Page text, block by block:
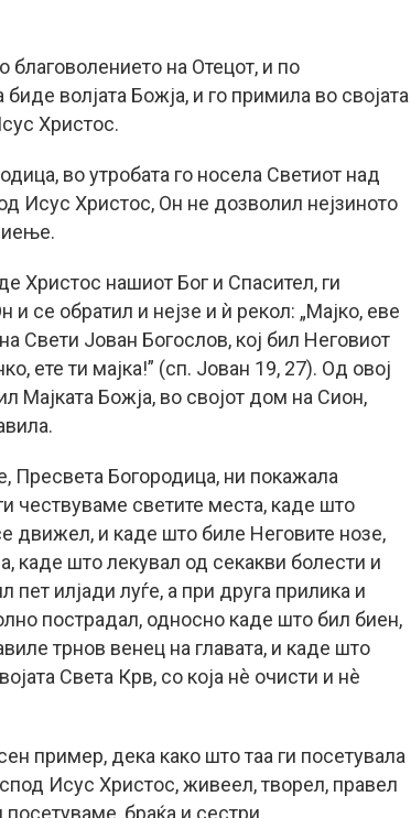
благоволението на Отецот, и по
волјата Божја, и го примила во својата
Христос.
во утробата го носела Светиот над
Исус Христос, Он не дозволил нејзиното
Христос нашиот Бог и Спасител, ги
се обратил и нејзе и ѝ рекол: „Мајко, еве
Свети Јован Богослов, кој бил Неговиот
ете ти мајка!” (сп. Јован 19, 27). Од овој
Мајката Божја, во својот дом на Сион,
Пресвета Богородица, ни покажала
чествуваме светите места, каде што
движел, и каде што биле Неговите нозе,
каде што лекувал од секакви болести и
илјади луѓе, а при друга прилика и
пострадал, односно каде што бил биен,
трнов венец на главата, и каде што
Света Крв, со која нè очисти и нè
пример, дека како што таа ги посетувала
Исус Христос, живеел, творел, правел
браќа и сестри.